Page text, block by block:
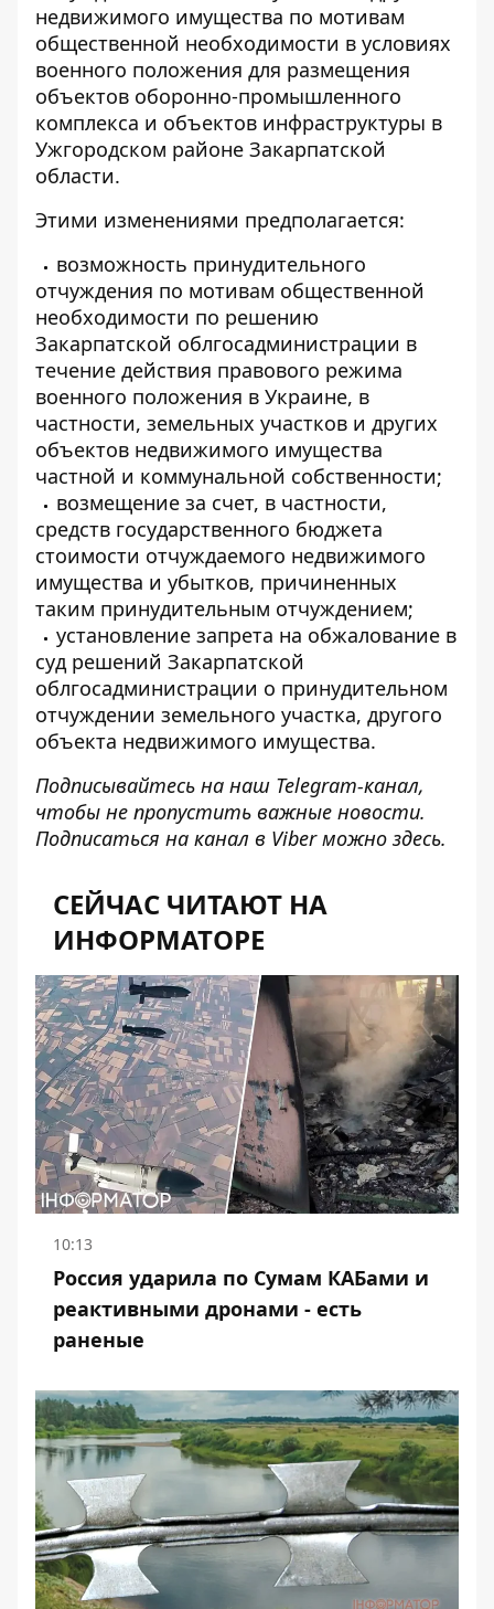
недвижимого имущества по мотивам
общественной необходимости в условиях
военного положения для размещения
объектов оборонно-промышленного
комплекса и объектов инфраструктуры в
Ужгородском районе Закарпатской
области.
Этими изменениями предполагается:
возможность принудительного
отчуждения по мотивам общественной
необходимости по решению
Закарпатской облгосадминистрации в
течение действия правового режима
военного положения в Украине, в
частности, земельных участков и других
объектов недвижимого имущества
частной и коммунальной собственности;
возмещение за счет, в частности,
средств государственного бюджета
стоимости отчуждаемого недвижимого
имущества и убытков, причиненных
таким принудительным отчуждением;
установление запрета на обжалование в
суд решений Закарпатской
облгосадминистрации о принудительном
отчуждении земельного участка, другого
объекта недвижимого имущества.
Подписывайтесь на наш Telegram-канал,
чтобы не пропустить важные новости.
Подписаться на канал в Viber можно здесь.
СЕЙЧАС ЧИТАЮТ НА
ИНФОРМАТОРЕ
10:13
Россия ударила по Сумам КАБами и
реактивными дронами - есть
раненые